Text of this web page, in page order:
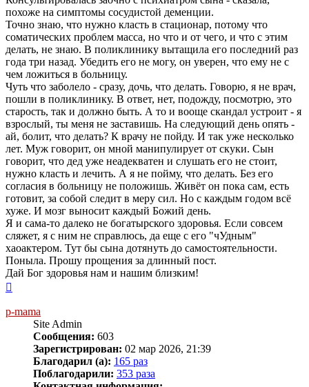
похоже на симптомы сосудистой деменции.
Точно знаю, что нужно класть в стационар, потому что
соматических проблем масса, но что и от чего, и что с этим
делать, не знаю. В поликлинику вытащила его последний раз
года три назад. Убедить его не могу, он уверен, что ему не с
чем ложиться в больницу.
Чуть что заболело - сразу, дочь, что делать. Говорю, я не врач,
пошли в поликлинику. В ответ, нет, подожду, посмотрю, это
старость, так и должно быть. А то и вооще скандал устроит - я
взрослый, ты меня не заставишь. На следующий день опять -
ай, болит, что делать? К врачу не пойду. И так уже несколько
лет. Муж говорит, он мной манипулирует от скуки. Сын
говорит, что дед уже неадекватен и слушать его не стоит,
нужно класть и лечить. А я не пойму, что делать. Без его
согласия в больницу не положишь. Живёт он пока сам, есть
готовит, за собой следит в меру сил. Но с каждым годом всё
хуже. И мозг выносит каждый Божий день.
Я и сама-то далеко не богатырского здоровья. Если совсем
сляжет, я с ним не справлюсь, да еще с его "чУдным"
хаоактером. Тут бы сына дотянуть до самостоятельности.
Поныла. Прошу прощения за длинный пост.
Дай Бог здоровья нам и нашим близким!
началу
p-mama
Site Admin
Сообщения: 603
Зарегистрирован: 02 мар 2026, 21:39
Благодарил (а): 165 раз
Поблагодарили: 353 раза